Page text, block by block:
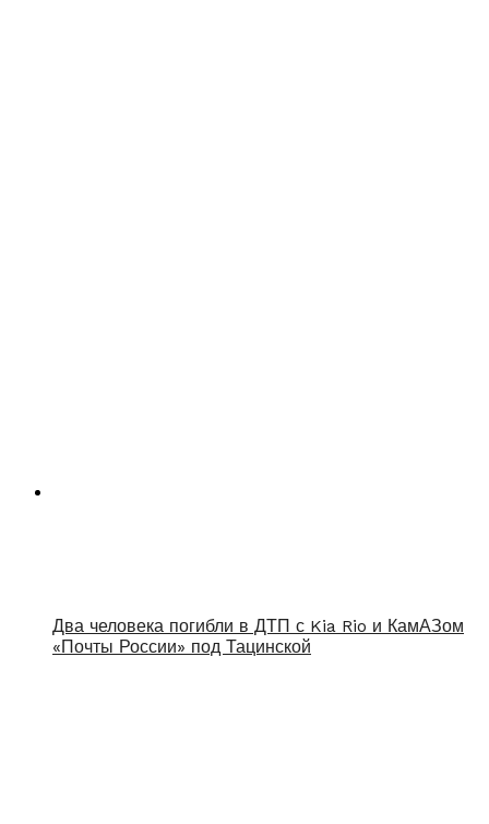
Два человека погибли в ДТП с Kia Rio и КамАЗом
«Почты России» под Тацинской